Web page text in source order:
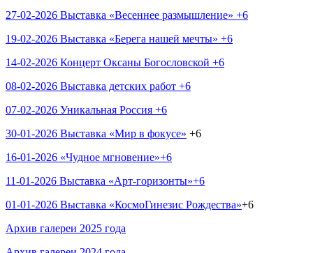
27-02-2026 Выставка «Весеннее размышление» +6
19-02-2026 Выставка «Берега нашей мечты» +6
14-02-2026 Концерт Оксаны Богословской +6
08-02-2026 Выставка детских работ +6
07-02-2026 Уникальная Россия +6
30-01-2026 Выставка «Мир в фокусе» +6
16-01-2026 «Чудное мгновение»+6
11-01-2026 Выставка «Арт-горизонты»+6
01-01-2026 Выставка «КосмоГинезис Рождества»+6
Архив галереи 2025 года